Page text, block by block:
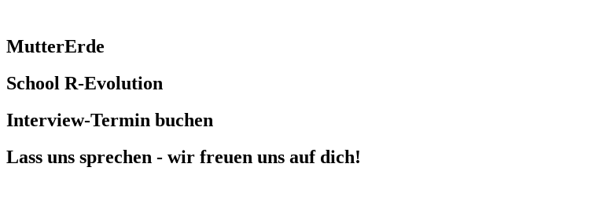
MutterErde
School R-Evolution
Interview-Termin buchen
Lass uns sprechen - wir freuen uns auf dich!